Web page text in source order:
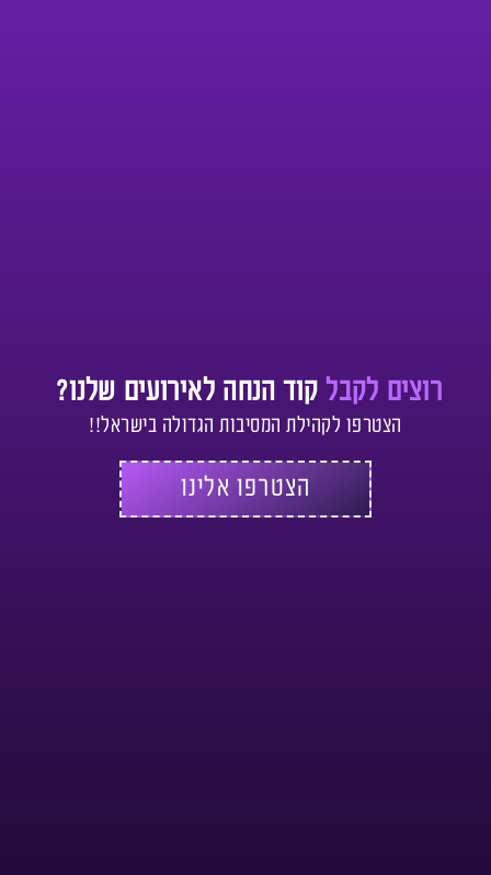
רוצים לקבל קוד הנחה לאירועים שלנו?
הצטרפו לקהילת המסיבות הגדולה בישראל!!
הצטרפו אלינו